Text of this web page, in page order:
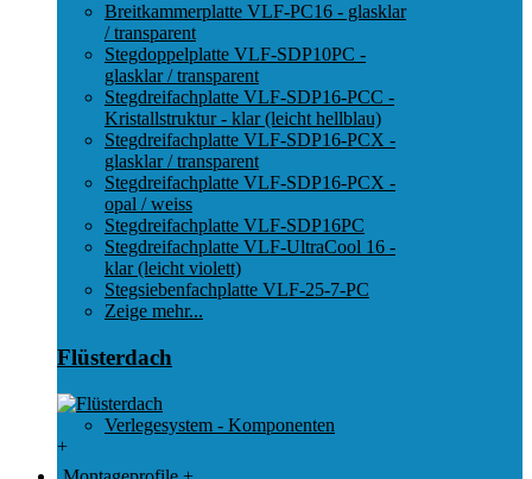
Breitkammerplatte VLF-PC16 - glasklar
/ transparent
Stegdoppelplatte VLF-SDP10PC -
glasklar / transparent
Stegdreifachplatte VLF-SDP16-PCC -
Kristallstruktur - klar (leicht hellblau)
Stegdreifachplatte VLF-SDP16-PCX -
glasklar / transparent
Stegdreifachplatte VLF-SDP16-PCX -
opal / weiss
Stegdreifachplatte VLF-SDP16PC
Stegdreifachplatte VLF-UltraCool 16 -
klar (leicht violett)
Stegsiebenfachplatte VLF-25-7-PC
Zeige mehr...
Flüsterdach
Verlegesystem - Komponenten
+